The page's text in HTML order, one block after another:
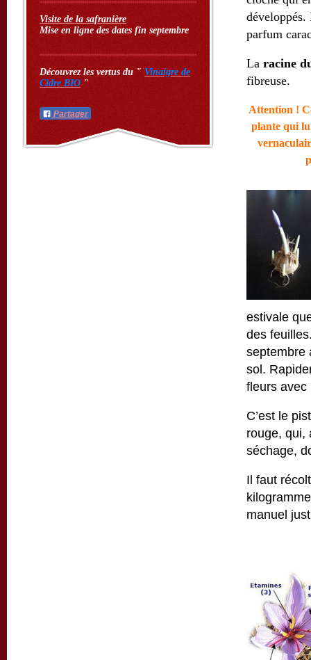
Visite de la safranière
Mise en ligne des dates fin septembre
Découvrez les vertus du " Vinaigre de
Cidre BIO "
Partager
parfum
La racine
fibreuse.
Attention !
plante qui
estivale
des
septembre
sol.
fleurs avec
C’est le
rouge, qui,
séchage,
Il faut
manuel